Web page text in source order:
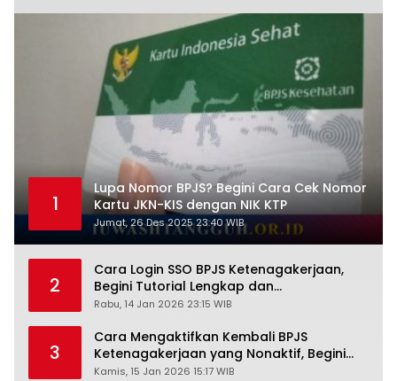
1
Lupa Nomor BPJS? Begini Cara Cek Nomor
Kartu JKN-KIS dengan NIK KTP
Jumat, 26 Des 2025 23:40 WIB
2
Cara Login SSO BPJS Ketenagakerjaan,
Begini Tutorial Lengkap dan
Pengertiannya
Rabu, 14 Jan 2026 23:15 WIB
3
Cara Mengaktifkan Kembali BPJS
Ketenagakerjaan yang Nonaktif, Begini
Panduan Lengkapnya
Kamis, 15 Jan 2026 15:17 WIB